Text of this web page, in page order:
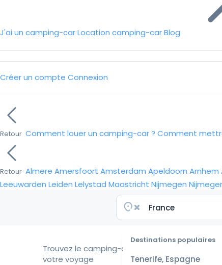
J'ai un camping-carLocation camping-carBlog
Créer un compte Connexion
Retour Comment louer un camping-car ? Comment
Retour Almere Amersfoort Amsterdam Apeldoorn Arnhem
Leeuwarden Leiden Lelystad Maastricht Nijmegen
Destinations populaires
Tenerife, Espagne
Trouvez le camping-car idéal pour
votre voyage